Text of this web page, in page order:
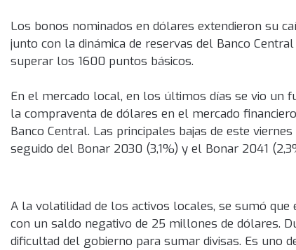
Los bonos nominados en dólares extendieron su
junto con la dinámica de reservas del Banco
superar los 1600 puntos básicos.
En el mercado local, en los últimos días se vio un
la compraventa de dólares en el mercado
Banco Central. Las principales bajas de este
seguido del Bonar 2030 (3,1%) y el Bonar 2041
A la volatilidad de los activos locales, se sumó
con un saldo negativo de 25 millones de dólares.
dificultad del gobierno para sumar divisas. Es uno